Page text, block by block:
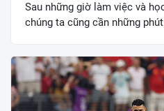
Sau những giờ làm việc và
chúng ta cũng cần những